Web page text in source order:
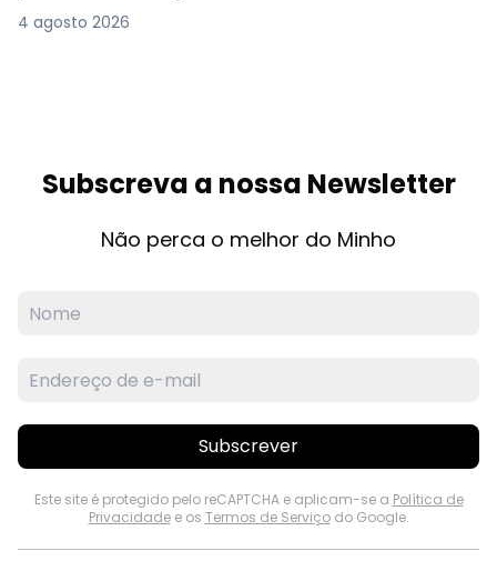
4 agosto 2026
Subscreva a nossa Newsletter
Não perca o melhor do Minho
Subscrever
Este site é protegido pelo reCAPTCHA e aplicam-se a Política de
Privacidadee os Termos de Serviçodo Google.